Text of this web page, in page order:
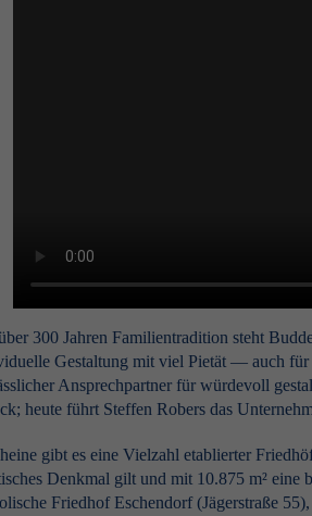
300 Jahren Familientradition steht
Gestaltung mit viel Pietät — auch
Ansprechpartner für würdevoll
heute führt Steffen Robers das
gibt es eine Vielzahl etablierter
Denkmal gilt und mit 10.875 m²
Friedhof Eschendorf (Jägerstraße